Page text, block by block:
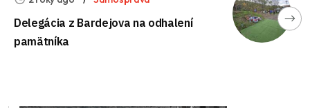
Delegácia z Bardejova na odhalení
pamätníka